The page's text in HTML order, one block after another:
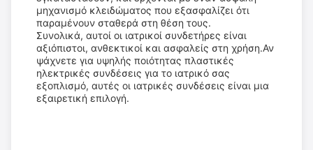
μηχανισμό κλειδώματος που εξασφαλίζει ότι
παραμένουν σταθερά στη θέση τους.
Συνολικά, αυτοί οι ιατρικοί συνδετήρες είναι
αξιόπιστοι, ανθεκτικοί και ασφαλείς στη χρήση.Αν
ψάχνετε για υψηλής ποιότητας πλαστικές
ηλεκτρικές συνδέσεις για το ιατρικό σας
εξοπλισμό, αυτές οι ιατρικές συνδέσεις είναι μια
εξαιρετική επιλογή.